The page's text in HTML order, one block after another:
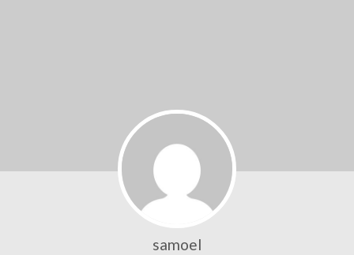
samoel